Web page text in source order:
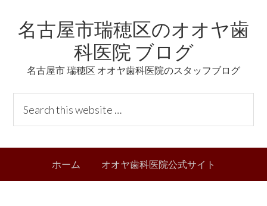
links
primary
content
primary
名古屋市瑞穂区のオオヤ歯
科医院 ブログ
名古屋市 瑞穂区 オオヤ歯科医院のスタッフブログ
Header
Right
navigation
ホーム オオヤ歯科医院公式サイト